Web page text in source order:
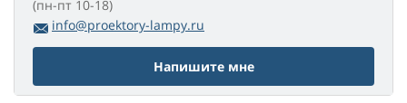
(пн-пт 10-18)
info@proektory-lampy.ru
Напишите мне